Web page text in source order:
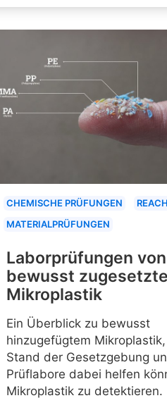
CHEMISCHE PRÜFUNGEN
REACH
MATERIALPRÜFUNGEN
Laborprüfungen von
bewusst
Mikroplastik
Ein Überblick zu bewusst
hinzugefügtem
Stand der Gesetzgebung
Prüflabore dabei helfen
Mikroplastik zu detektieren.